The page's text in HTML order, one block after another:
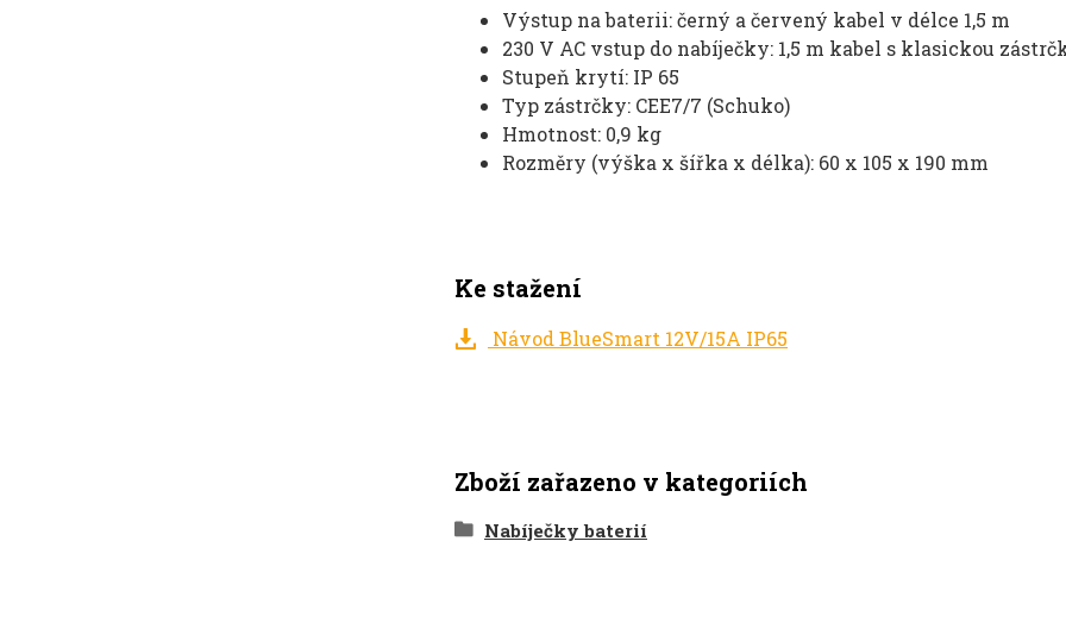
Výstup na baterii: černý a červený kabel v délce 1,5 m
230 V AC vstup do nabíječky: 1,5 m kabel s klasickou
Stupeň krytí: IP 65
Typ zástrčky: CEE7/7 (Schuko)
Hmotnost: 0,9 kg
Rozměry (výška x šířka x délka): 60 x 105 x 190 mm
Ke stažení
Návod BlueSmart 12V/15A IP65
Zboží zařazeno v kategoriích
Nabíječky baterií